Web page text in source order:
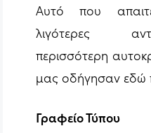
Αυτό που
λιγότερες
περισσότερη
μας οδήγησαν εδώ
Γραφείο Τύπου